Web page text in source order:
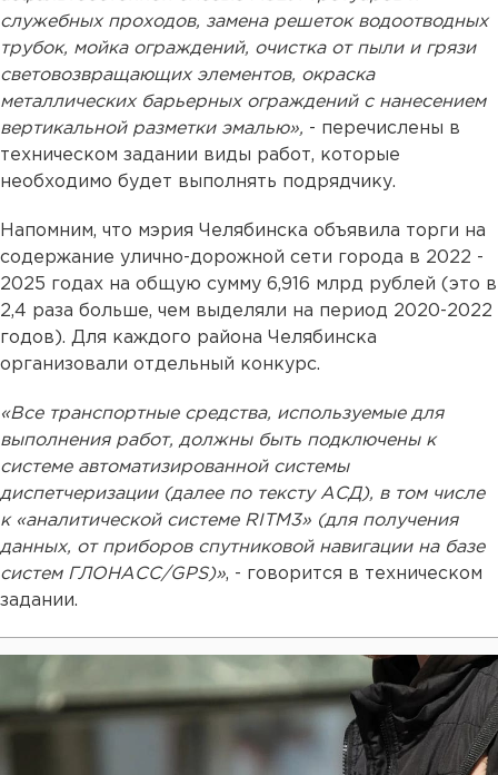
служебных проходов, замена решеток водоотводных
трубок, мойка ограждений, очистка от пыли и грязи
световозвращающих элементов, окраска
металлических барьерных ограждений с нанесением
вертикальной разметки эмалью», - перечислены в
техническом задании виды работ, которые
необходимо будет выполнять подрядчику.
Напомним, что мэрия Челябинска объявила торги на
содержание улично-дорожной сети города в 2022 -
2025 годах на общую сумму 6,916 млрд рублей (это в
2,4 раза больше, чем выделяли на период 2020-2022
годов). Для каждого района Челябинска
организовали отдельный конкурс.
«Все транспортные средства, используемые для
выполнения работ, должны быть подключены к
системе автоматизированной системы
диспетчеризации (далее по тексту АСД), в том числе
к «аналитической системе RITM3» (для получения
данных, от приборов спутниковой навигации на базе
систем ГЛОНАСС/GPS)», - говорится в техническом
задании.